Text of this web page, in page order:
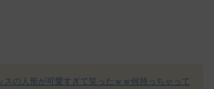
スの人形が可愛すぎて笑ったｗｗ何持っちゃって